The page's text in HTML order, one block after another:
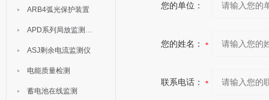
ARB4弧光保护装置
APD系列局放监测装置
ASJ剩余电流监测仪
电能质量检测
蓄电池在线监测
您的单位：
您的姓名：
联系电话：